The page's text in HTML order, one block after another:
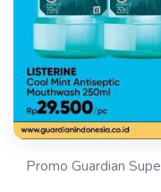
Promo Guardian